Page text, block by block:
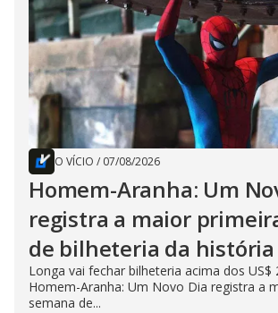
O VÍCIO / 07/08/2026
Homem-Aranha: Um
registra a maior
de bilheteria da história
Longa vai fechar bilheteria acima dos US$
Homem-Aranha: Um Novo Dia registra a
semana de...